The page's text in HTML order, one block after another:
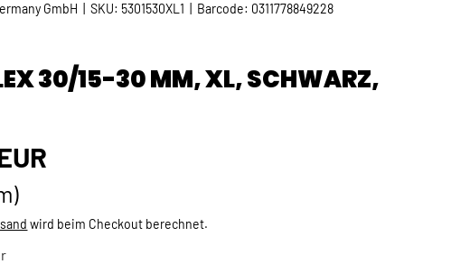
GmbH |SKU: 5301530XL1 Barcode: 0311778849228
30/15-30 MM, XL, SCHWARZ,
Preis
wird beim Checkout berechnet.